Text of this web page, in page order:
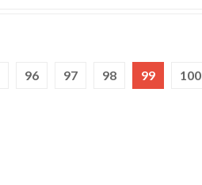
96 97 98 99 100